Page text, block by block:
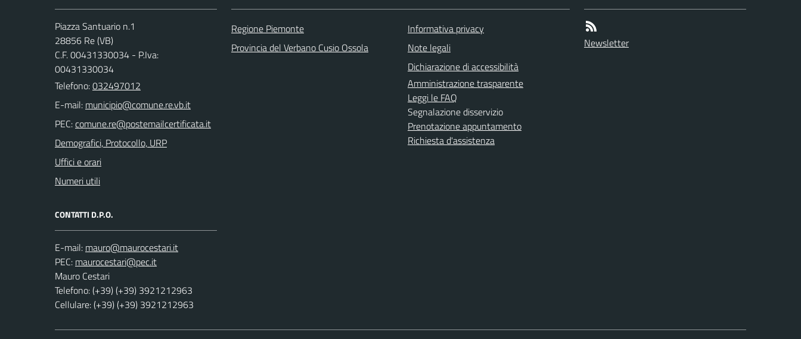
Piazza Santuario n.1
28856 Re (VB)
C.F. 00431330034 - P.Iva:
00431330034
Telefono:032497012
E-mail:
PEC:
Demografici, Protocollo, URP
Uffici e orari
Numeri utili
CONTATTI D.P.O.
E-mail:
PEC:
Mauro Cestari
Telefono: (+39) (+39) 3921212963
Cellulare: (+39) (+39) 3921212963
Regione Piemonte
Provincia del Verbano Cusio Ossola
Informativa privacy
Note legali
Dichiarazione di accessibilità
Amministrazione trasparente
Leggi le FAQ
Segnalazione disservizio
Prenotazione appuntamento
Richiesta d'assistenza
Newsletter